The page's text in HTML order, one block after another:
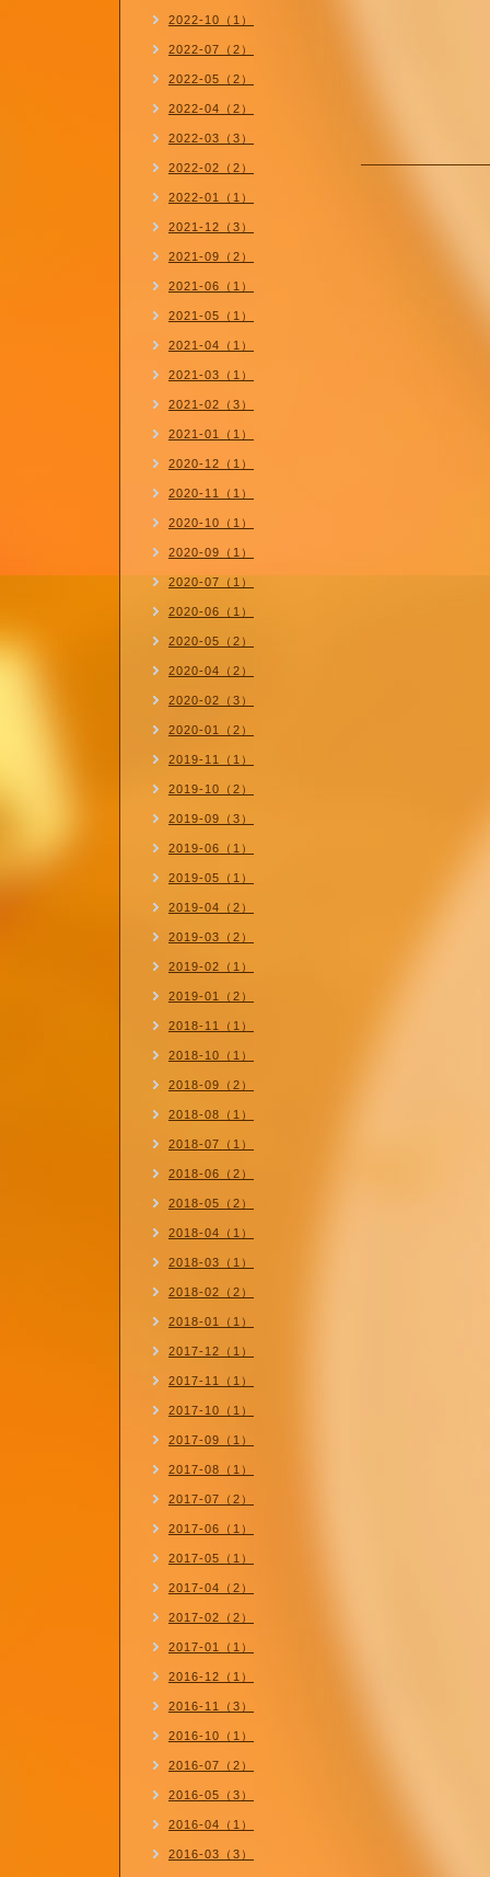
2022-10（1）
2022-07（2）
2022-05（2）
2022-04（2）
2022-03（3）
2022-02（2）
2022-01（1）
2021-12（3）
2021-09（2）
2021-06（1）
2021-05（1）
2021-04（1）
2021-03（1）
2021-02（3）
2021-01（1）
2020-12（1）
2020-11（1）
2020-10（1）
2020-09（1）
2020-07（1）
2020-06（1）
2020-05（2）
2020-04（2）
2020-02（3）
2020-01（2）
2019-11（1）
2019-10（2）
2019-09（3）
2019-06（1）
2019-05（1）
2019-04（2）
2019-03（2）
2019-02（1）
2019-01（2）
2018-11（1）
2018-10（1）
2018-09（2）
2018-08（1）
2018-07（1）
2018-06（2）
2018-05（2）
2018-04（1）
2018-03（1）
2018-02（2）
2018-01（1）
2017-12（1）
2017-11（1）
2017-10（1）
2017-09（1）
2017-08（1）
2017-07（2）
2017-06（1）
2017-05（1）
2017-04（2）
2017-02（2）
2017-01（1）
2016-12（1）
2016-11（3）
2016-10（1）
2016-07（2）
2016-05（3）
2016-04（1）
2016-03（3）